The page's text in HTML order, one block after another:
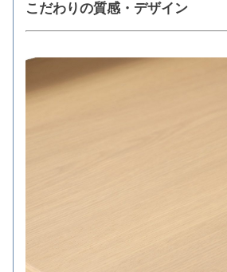
こだわりの質感・デザイン